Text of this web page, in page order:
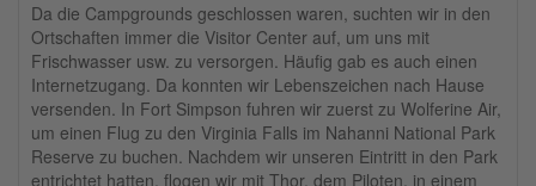
Da die Campgrounds geschlossen waren, suchten wir in den
Ortschaften immer die Visitor Center auf, um uns mit
Frischwasser usw. zu versorgen. Häufig gab es auch einen
Internetzugang. Da konnten wir Lebenszeichen nach Hause
versenden. In Fort Simpson fuhren wir zuerst zu Wolferine Air,
um einen Flug zu den Virginia Falls im Nahanni National Park
Reserve zu buchen. Nachdem wir unseren Eintritt in den Park
entrichtet hatten, flogen wir mit Thor, dem Piloten, in einem